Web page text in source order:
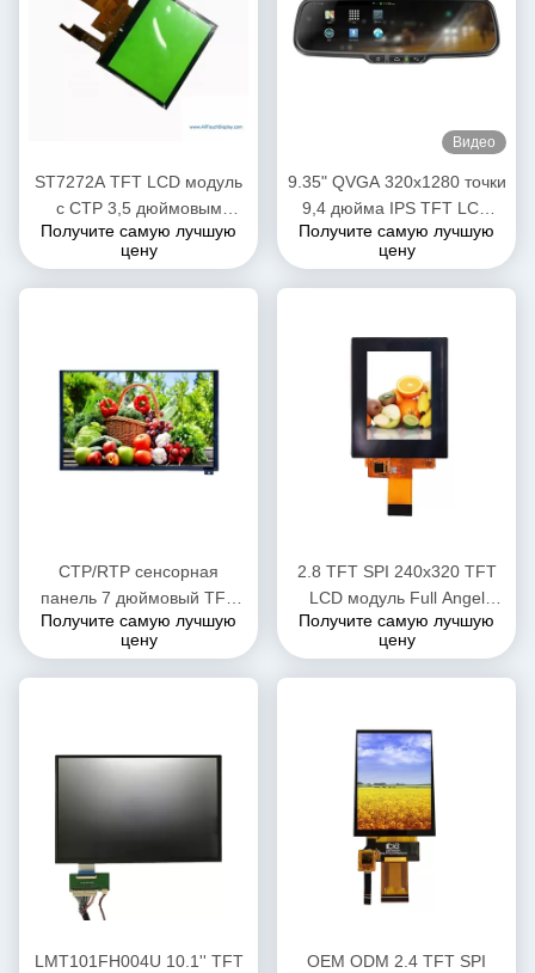
ST7272A TFT LCD модуль
с CTP 3,5 дюймовым
сенсорным экраном RGB
интерфейс 480cd/M2
яркость
Получите самую лучшую
цену
Видео
9.35" QVGA 320x1280 точки
9,4 дюйма IPS TFT LCD
модуль MIPI интерфейс
дисплей
Получите самую лучшую
цену
CTP/RTP сенсорная
панель 7 дюймовый TFT
LCD дисплей экран 900 нит
яркость
Получите самую лучшую
цену
2.8 TFT SPI 240x320 TFT
LCD модуль Full Angel
QVGA BOE LCD экран
Получите самую лучшую
цену
LMT101FH004U 10.1'' TFT
OEM ODM 2.4 TFT SPI